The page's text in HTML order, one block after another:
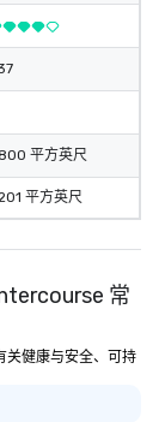
平方英尺
平方英尺
常
健康与安全、可持